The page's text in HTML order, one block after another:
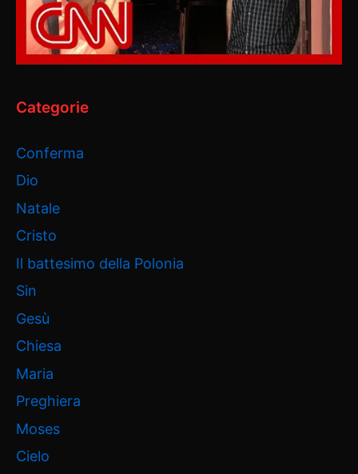
Categorie
Conferma
Dio
Natale
Cristo
Il battesimo della Polonia
Sin
Gesù
Chiesa
Maria
Preghiera
Moses
Cielo